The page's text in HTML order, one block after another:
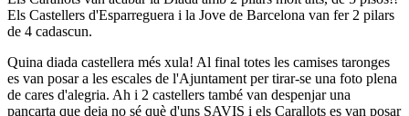
Els Castellers d'Esparreguera i la Jove de Barcelona van fer 2 pilars
de 4 cadascun.
Quina diada castellera més xula! Al final totes les camises taronges
es van posar a les escales de l'Ajuntament per tirar-se una foto plena
de cares d'alegria. Ah i 2 castellers també van despenjar una
pancarta que deia no sé què d'uns SAVIS i els Carallots es van posar